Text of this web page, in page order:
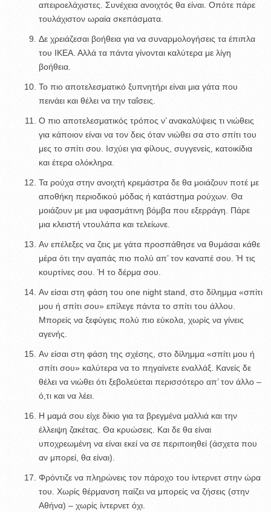
απειροελάχιστες. Συνέχεια ανοιχτός θα είναι. Οπότε πάρε
τουλάχιστον ωραία σκεπάσματα.
Δε χρειάζεσαι βοήθεια για να συναρμολογήσεις τα έπιπλα
του ΙΚΕΑ. Αλλά τα πάντα γίνονται καλύτερα με λίγη
βοήθεια.
Το πιο αποτελεσματικό ξυπνητήρι είναι μια γάτα που
πεινάει και θέλει να την ταΐσεις.
Ο πιο αποτελεσματικός τρόπος ν’ ανακαλύψεις τι νιώθεις
για κάποιον είναι να τον δεις όταν νιώθει σα στο σπίτι του
μες το σπίτι σου. Ισχύει για φίλους, συγγενείς, κατοικίδια
και έτερα ολόκληρα.
Τα ρούχα στην ανοιχτή κρεμάστρα δε θα μοιάζουν ποτέ με
αποθήκη περιοδικού μόδας ή κατάστημα ρούχων. Θα
μοιάζουν με μια υφασμάτινη βόμβα που εξερράγη. Πάρε
μια κλειστή ντουλάπα και τελείωνε.
Αν επέλεξες να ζεις με γάτα προσπάθησε να θυμάσαι κάθε
μέρα ότι την αγαπάς πιο πολύ απ’ τον καναπέ σου. Ή τις
κουρτίνες σου. Ή το δέρμα σου.
Αν είσαι στη φάση του one night stand, στο δίλημμα «σπίτι
μου ή σπίτι σου» επίλεγε πάντα το σπίτι του άλλου.
Μπορείς να ξεφύγεις πολύ πιο εύκολα, χωρίς να γίνεις
αγενής.
Αν είσαι στη φάση της σχέσης, στο δίλημμα «σπίτι μου ή
σπίτι σου» καλύτερα να το πηγαίνετε εναλλάξ. Κανείς δε
θέλει να νιώθει ότι ξεβολεύεται περισσότερο απ’ τον άλλο –
ό,τι και να λέει.
Η μαμά σου είχε δίκιο για τα βρεγμένα μαλλιά και την
έλλειψη ζακέτας. Θα κρυώσεις. Και δε θα είναι
υποχρεωμένη να είναι εκεί να σε περιποιηθεί (άσχετα που
αν μπορεί, θα είναι).
Φρόντιζε να πληρώνεις τον πάροχο του ίντερνετ στην ώρα
του. Χωρίς θέρμανση παίζει να μπορείς να ζήσεις (στην
Αθήνα) – χωρίς ίντερνετ όχι.